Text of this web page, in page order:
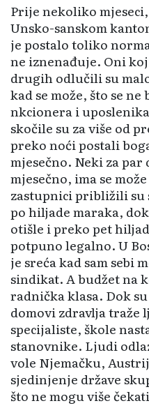
Prije nekoliko
Unsko-sanskom
je postalo toliko
ne iznenađuje. Oni
drugih odlučili su
kad se može, što se
nkci­onera i
skočile su za više od
preko noći postali
mjesečno. Neki za par
mjesečno, ima se
zastupnici približili su
po hiljade maraka,
otišle i preko pet
potpuno legalno. U
je sreća kad sam sebi
sindikat. A budžet na
radnička klasa. Dok
domovi zdravlja traže
specijaliste, škole
stanovnike. Ljudi
vole Njemačku,
sjedinjenje države
što ne mogu više